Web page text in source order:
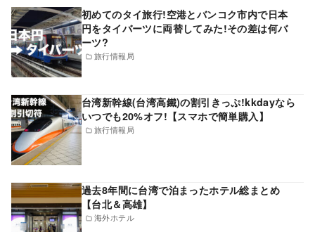
旅行情報局
初めてのタイ旅行!空港とバンコク市内で日本
円をタイバーツに両替してみた!その差は何バ
ーツ?
旅行情報局
台湾新幹線(台湾高鐵)の割引きっぷ!kkdayなら
いつでも20%オフ!【スマホで簡単購入】
海外ホテル
過去8年間に台湾で泊まったホテル総まとめ
【台北＆高雄】